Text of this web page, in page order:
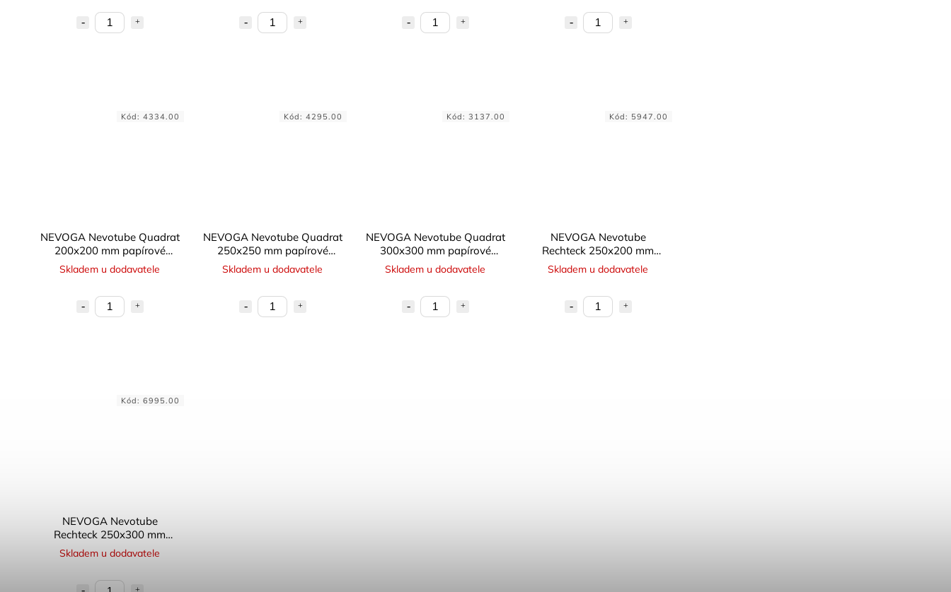
NEVOGA Nevotube Quadrat
200x200 mm papírové
bednění čtvercové
Skladem u dodavatele
Kód: 4334.00
NEVOGA Nevotube Quadrat
250x250 mm papírové
bednění čtvercové
Skladem u dodavatele
Kód: 4295.00
NEVOGA Nevotube Quadrat
300x300 mm papírové
bednění čtvercové
Skladem u dodavatele
Kód: 3137.00
NEVOGA Nevotube
Rechteck 250x200 mm
papírové bednění
obdélníkové
Skladem u dodavatele
Kód: 5947.00
NEVOGA Nevotube
Rechteck 250x300 mm
papírové bednění
Skladem u dodavatele
Kód: 6995.00